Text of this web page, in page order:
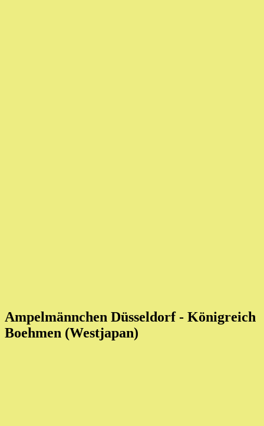
Ampelmännchen Düsseldorf - Königreich
Boehmen (Westjapan)